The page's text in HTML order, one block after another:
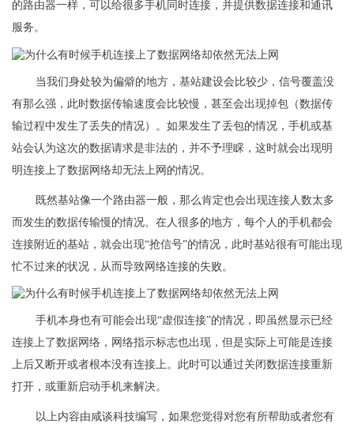
的路由器一样，可以给很多手机同时连接，并提供数据连接和通讯
服务。
当我们身处较为偏僻的地方，基站建设会比较少，信号覆盖没
有那么强，此时数据传输速度会比较慢，甚至会出现掉包（数据传
输过程中发生了丢失的情况）。如果发生了丢包的情况，手机或基
站会认为这次的数据请求是非法的，并不予理睬，这时就会出现明
明连接上了数据网络却无法上网的情况。
既然基站像一个路由器一般，那么肯定也会出现连接人数太多
而发生的数据传输慢的情况。在人很多的地方，每个人的手机都会
连接附近的基站，就会出现“抢信号”的情况，此时基站很有可能出现
忙不过来的状况，从而导致网络连接的失败。
手机本身也有可能会出现“虚假连接”的情况，即虽然显示已经
连接上了数据网络，网络指示标志也出现，但是实际上可能是连接
上后又断开或者根本没有连接上。此时可以通过关闭数据连接重新
打开，或重新启动手机来解决。
以上内容由咸谈科技编写，如果您觉得对您有所帮助或者您有